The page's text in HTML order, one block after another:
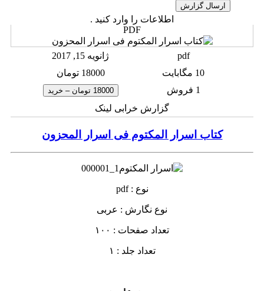
اطلاعات را وارد کنید .
PDF
pdf
ژانویه 15, 2017
10 مگابایت
18000 تومان
1 فروش
18000 تومان – خرید
گزارش خرابی لینک
کتاب اسرار المکتوم فی اسرار المحزون
نوع : pdf
نوع نگارش : عربی
تعداد صفحات : ۱۰۰
تعداد جلد : ۱